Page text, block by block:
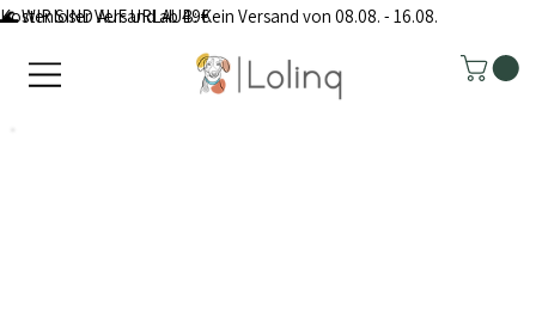
Kostenloser Versand ab 49€
🌊 WIR SIND AUF URLAUB: Kein Versand von 08.08. - 16.08.